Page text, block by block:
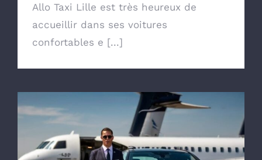
Allo Taxi Lille est très heureux de
accueillir dans ses voitures
confortables e [...]